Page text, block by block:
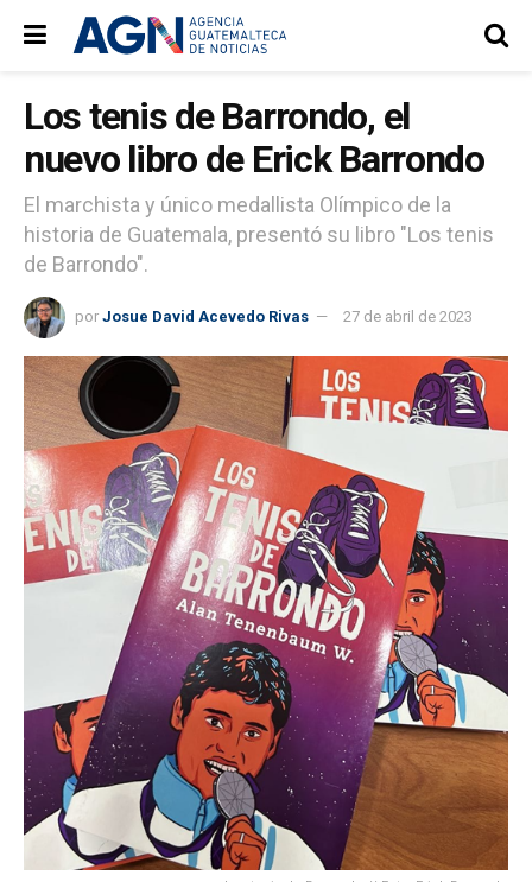
Los tenis de Barrondo, el
nuevo libro de Erick Barrondo
El marchista y único medallista Olímpico de la
historia de Guatemala, presentó su libro "Los tenis
de Barrondo".
por Josue David Acevedo Rivas 27 de abril de 2023